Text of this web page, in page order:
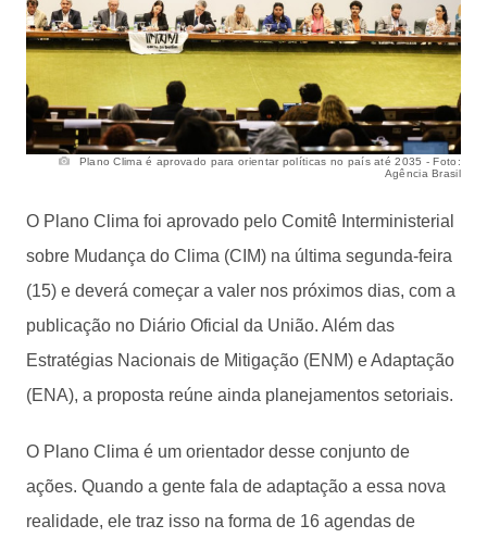
Plano Clima é aprovado para orientar políticas no país até 2035 - Foto:
Agência Brasil
O Plano Clima foi aprovado pelo Comitê Interministerial
sobre Mudança do Clima (CIM) na última segunda-feira
(15) e deverá começar a valer nos próximos dias, com a
publicação no Diário Oficial da União. Além das
Estratégias Nacionais de Mitigação (ENM) e Adaptação
(ENA), a proposta reúne ainda planejamentos setoriais.
O Plano Clima é um orientador desse conjunto de
ações. Quando a gente fala de adaptação a essa nova
realidade, ele traz isso na forma de 16 agendas de